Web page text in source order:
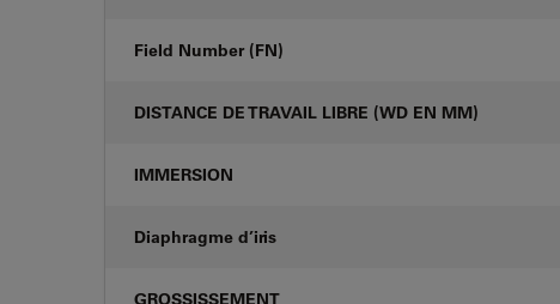
Field Number (FN)
DISTANCE DE TRAVAIL LIBRE (WD EN MM)
IMMERSION
Diaphragme d’iris
GROSSISSEMENT